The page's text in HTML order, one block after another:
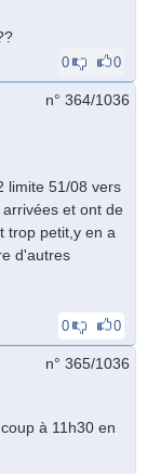
0 0
n° 364/1036
limite 51/08 vers
et ont de
trop petit,y en a
d'autres
0 0
n° 365/1036
à 11h30 en